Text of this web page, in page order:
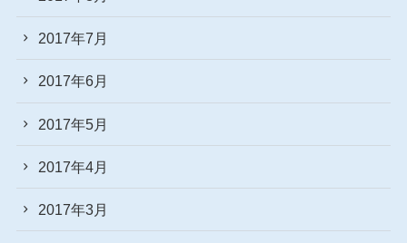
2017年7月
2017年6月
2017年5月
2017年4月
2017年3月